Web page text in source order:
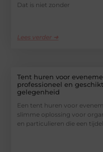
Dat is niet zonder
Lees verder ➜
Tent huren voor
professioneel en
gelegenheid
Een tent huren voor
slimme oplossing voor
en particulieren die een